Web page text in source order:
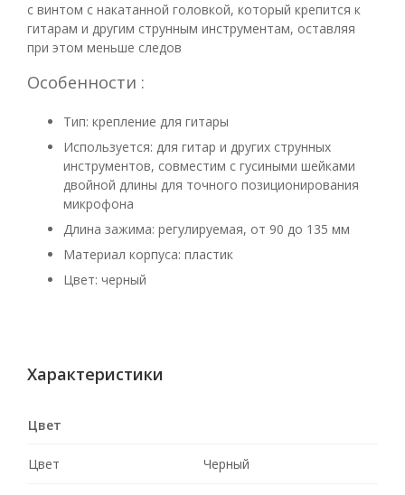
с винтом с накатанной головкой, который крепится к
гитарам и другим струнным инструментам, оставляя
при этом меньше следов
Особенности :
Тип: крепление для гитары
Используется: для гитар и других струнных
инструментов, совместим с гусиными шейками
двойной длины для точного позиционирования
микрофона
Длина зажима: регулируемая, от 90 до 135 мм
Материал корпуса: пластик
Цвет: черный
Характеристики
Цвет
Цвет Черный